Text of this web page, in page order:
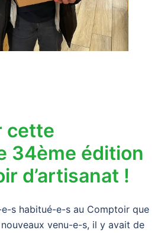
cette
34ème édition
d’artisanat !
s habitué-e-s au Comptoir que
venu-e-s, il y avait de